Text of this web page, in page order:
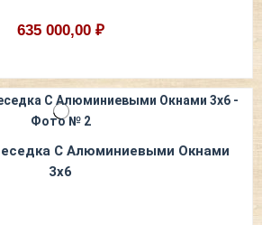
635 000,00 ₽
С Алюминиевыми Окнами
3х6